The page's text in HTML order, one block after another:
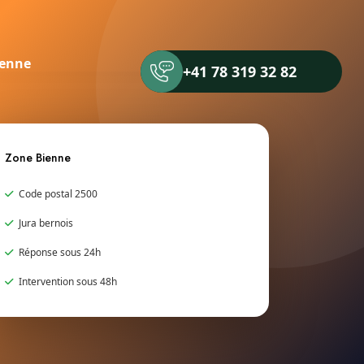
+41 78 319 32 82
Zone Bienne
Code postal 2500
Jura bernois
Réponse sous 24h
Intervention sous 48h